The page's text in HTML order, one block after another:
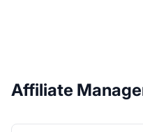
Affiliate